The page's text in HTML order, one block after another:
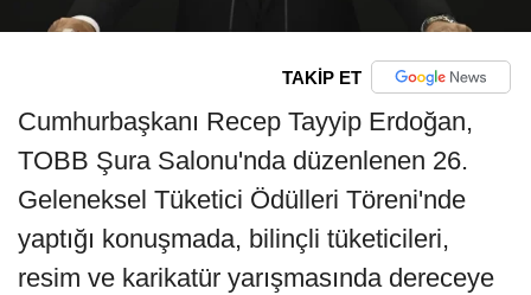
TAKİP ET
Cumhurbaşkanı Recep Tayyip Erdoğan,
TOBB Şura Salonu'nda düzenlenen 26.
Geleneksel Tüketici Ödülleri Töreni'nde
yaptığı konuşmada, bilinçli tüketicileri,
resim ve karikatür yarışmasında dereceye